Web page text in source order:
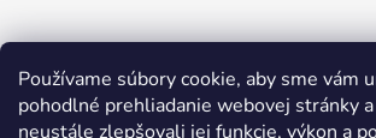
Používame súbory cookie, aby sme vám
pohodlné prehliadanie webovej stránky a
neustále zlepšovali jej funkcie, výkon a